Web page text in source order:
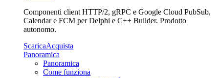
Componenti client HTTP/2, gRPC e Google Cloud PubSub,
Calendar e FCM per Delphi e C++ Builder. Prodotto
autonomo.
ScaricaAcquista
Panoramica
Panoramica
Come funziona